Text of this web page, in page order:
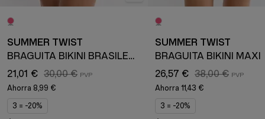
SUMMER TWIST
BRAGUITA BIKINI BRASILEÑA
21,01 € 30,00 €
Ahorra 8,99 €
3 = -20%
SUMMER TWIST
BRAGUITA BIKINI MAXI
26,57 € 38,00 €
Ahorra 11,43 €
3 = -20%